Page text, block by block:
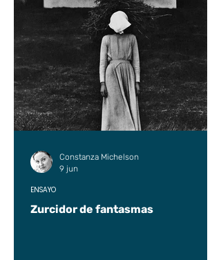
Zurcidor de fantasmas
ENSAYO
Constanza Michelson
9 jun